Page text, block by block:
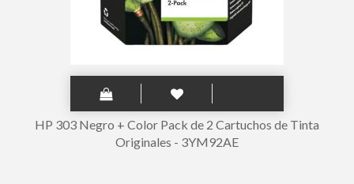
HP 303 Negro + Color Pack de 2 Cartuchos de Tinta
Originales - 3YM92AE